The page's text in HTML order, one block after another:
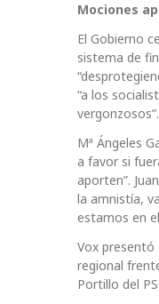
Mociones
El Gobierno
sistema de
“a los
Mª Ángeles
a favor si
aporten”.
la amnistía,
estamos en
Vox presentó
regional
Portillo del